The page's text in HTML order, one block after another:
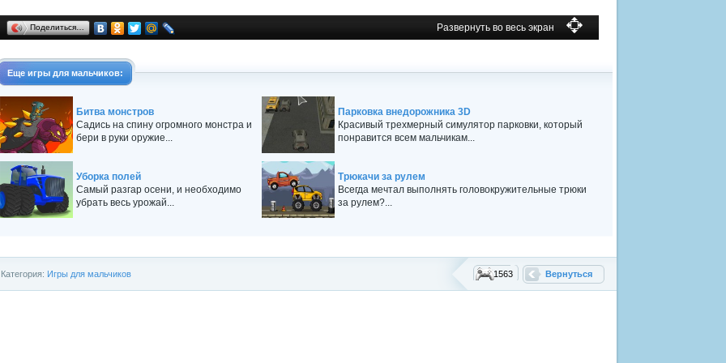
Поделиться… Развернуть во весь экран
Еще игры для мальчиков:
Битва монстров
Садись на спину огромного монстра и
бери в руки оружие...
Парковка внедорожника 3D
Красивый трехмерный симулятор парковки, который
понравится всем мальчикам...
Уборка полей
Самый разгар осени, и необходимо
убрать весь урожай...
Трюкачи за рулем
Всегда мечтал выполнять головокружительные трюки
за рулем?...
Вернуться
1563
Категория: Игры для мальчиков